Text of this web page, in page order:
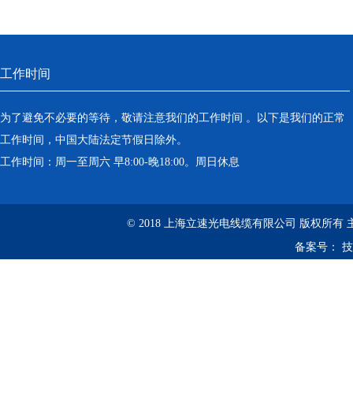
工作时间
为了避免不必要的等待，敬请注意我们的工作时间 。以下是我们的正常
工作时间，中国大陆法定节假日除外。
工作时间：周一至周六 早8:00-晚18:00。周日休息
© 2018 上海立速光电线缆有限公司 版权所有
备案号：